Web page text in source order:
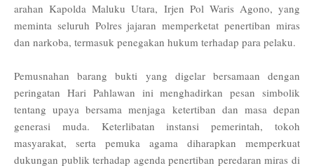
arahan Kapolda Maluku Utara, Irjen Pol Waris Agono, yang
meminta seluruh Polres jajaran memperketat penertiban miras
dan narkoba, termasuk penegakan hukum terhadap para pelaku.
Pemusnahan barang bukti yang digelar bersamaan dengan
peringatan Hari Pahlawan ini menghadirkan pesan simbolik
tentang upaya bersama menjaga ketertiban dan masa depan
generasi muda. Keterlibatan instansi pemerintah, tokoh
masyarakat, serta pemuka agama diharapkan memperkuat
dukungan publik terhadap agenda penertiban peredaran miras di